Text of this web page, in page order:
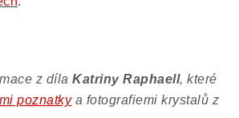
z díla Katriny Raphaell, které
poznatkya fotografiemi krystalů z